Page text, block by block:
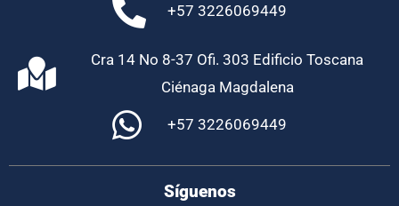
+57 3226069449
Cra 14 No 8-37 Ofi. 303 Edificio Toscana
Ciénaga Magdalena
+57 3226069449
Síguenos